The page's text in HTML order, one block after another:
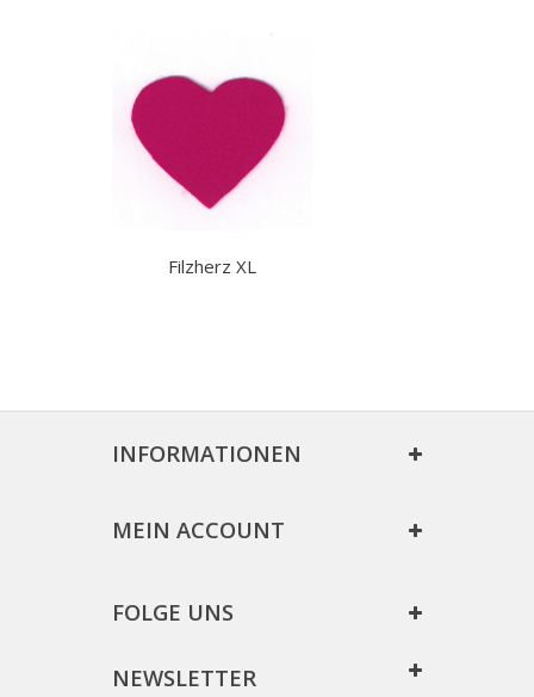
Filzherz XL
INFORMATIONEN
MEIN ACCOUNT
FOLGE UNS
NEWSLETTER